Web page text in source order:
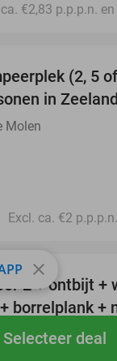
Selecteer deal
ca. €2,83 p.p.p.n.
(2, 5
in Zeeland
Molen
Excl. ca. €2
2 + ontbijt +
borrelplank +
close